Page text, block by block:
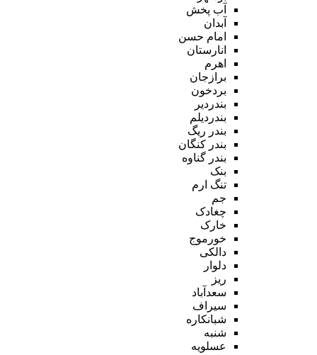
آب پخش
آبدان
امام حسن
انارستان
اهرم
برازجان
بردخون
بندردیر
بندردیلم
بندر ریگ
بندر کنگان
بندر گناوه
بنک
تنگ ارم
جم
چغادک
خارک
خورموج
دالکی
دلوار
ریز
سعدآباد
سیراف
شبانکاره
شنبه
عسلویه